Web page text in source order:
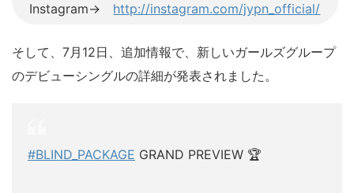
Instagram→ http://instagram.com/jypn_official/
そして、7月12日、追加情報で、新しいガールズグループ
のデビューシングルの詳細が発表されました。
#BLIND_PACKAGE GRAND PREVIEW 🏆